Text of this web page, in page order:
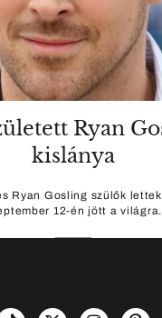
Ryan
kislánya
Ryan Gosling szülők
12-én jött a világra.